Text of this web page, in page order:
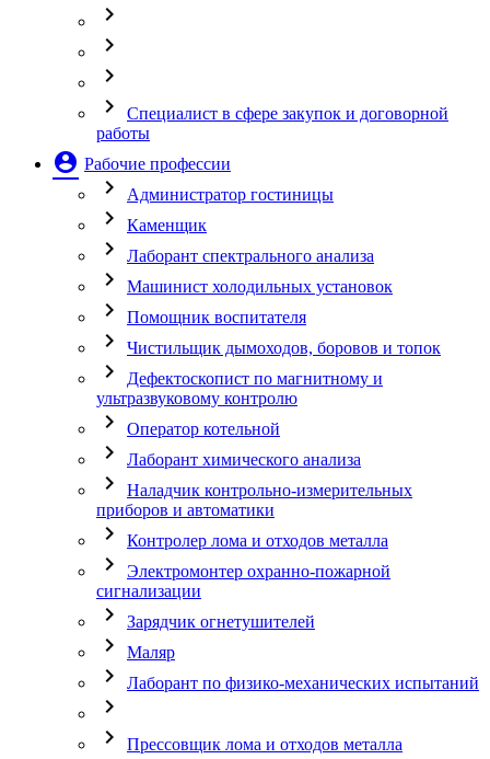
chevron_right
chevron_right
chevron_right
chevron_right
Специалист в сфере закупок и договорной
работы
account_circle Рабочие профессии
chevron_right Администратор гостиницы
chevron_right Каменщик
chevron_right Лаборант спектрального анализа
chevron_right Машинист холодильных установок
chevron_right Помощник воспитателя
chevron_right Чистильщик дымоходов, боровов и топок
chevron_right
Дефектоскопист по магнитному и
ультразвуковому контролю
chevron_right Оператор котельной
chevron_right Лаборант химического анализа
chevron_right
Наладчик контрольно-измерительных
приборов и автоматики
chevron_right Контролер лома и отходов металла
chevron_right
Электромонтер охранно-пожарной
сигнализации
chevron_right Зарядчик огнетушителей
chevron_right Маляр
chevron_right Лаборант по физико-механических испытаний
chevron_right
chevron_right
Прессовщик лома и отходов металла